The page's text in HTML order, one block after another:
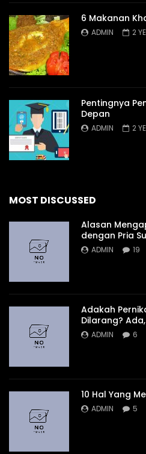
6 Makanan
ADMIN 2
Pentingnya
Depan
ADMIN 2
MOST DISCUSSED
Alasan
dengan Pria
ADMIN 19
Adakah
Dilarang?
ADMIN 6
10 Hal Yang
ADMIN 5